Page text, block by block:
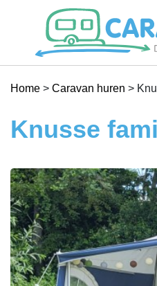
Je caravan
Caravan huren
Help
Home > Caravan huren >
Knusse